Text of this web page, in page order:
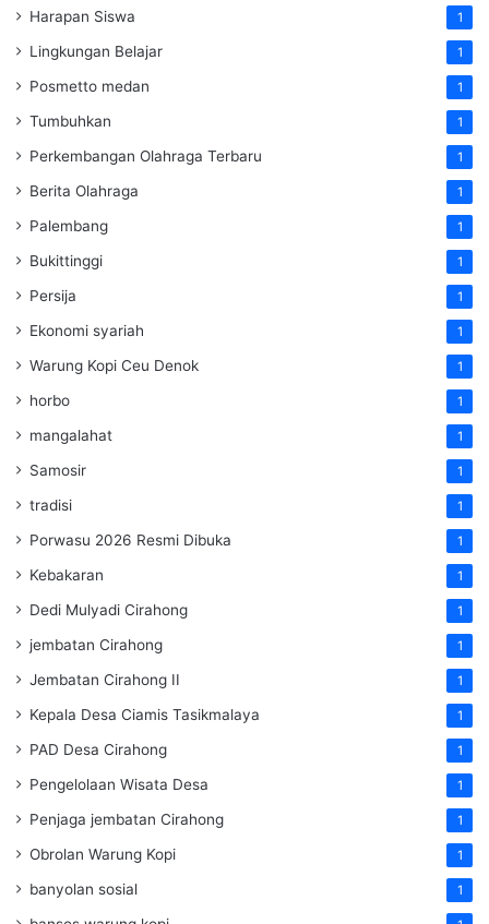
Harapan Siswa 1
Lingkungan Belajar 1
Posmetto medan 1
Tumbuhkan 1
Perkembangan Olahraga Terbaru 1
Berita Olahraga 1
Palembang 1
Bukittinggi 1
Persija 1
Ekonomi syariah 1
Warung Kopi Ceu Denok 1
horbo 1
mangalahat 1
Samosir 1
tradisi 1
Porwasu 2026 Resmi Dibuka 1
Kebakaran 1
Dedi Mulyadi Cirahong 1
jembatan Cirahong 1
Jembatan Cirahong II 1
Kepala Desa Ciamis Tasikmalaya 1
PAD Desa Cirahong 1
Pengelolaan Wisata Desa 1
Penjaga jembatan Cirahong 1
Obrolan Warung Kopi 1
banyolan sosial 1